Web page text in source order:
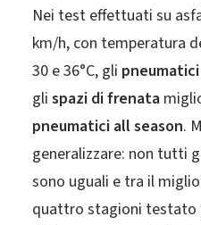
Nei test effettuati su
km/h, con temperatura
30 e 36°C, gli
gli spazi di frenata
pneumatici all season.
generalizzare: non tutti
sono uguali e tra il
quattro stagioni testato